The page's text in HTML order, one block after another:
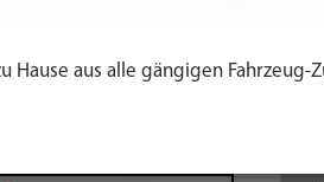
Hause aus alle gängigen Fahrzeug-